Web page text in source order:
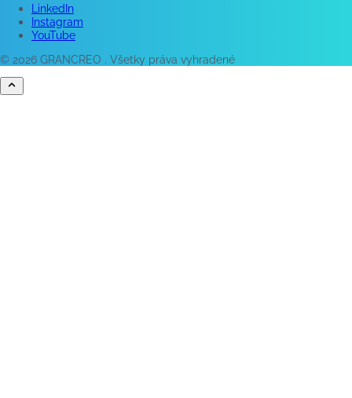
LinkedIn
Instagram
YouTube
© 2026 GRANCREO . Všetky práva vyhradené